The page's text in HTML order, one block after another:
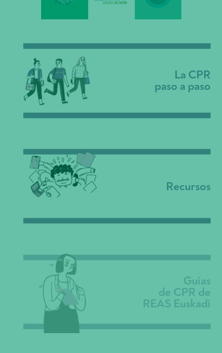
La CPR
paso a paso
Recursos
Guías
de CPR de
REAS Euskadi